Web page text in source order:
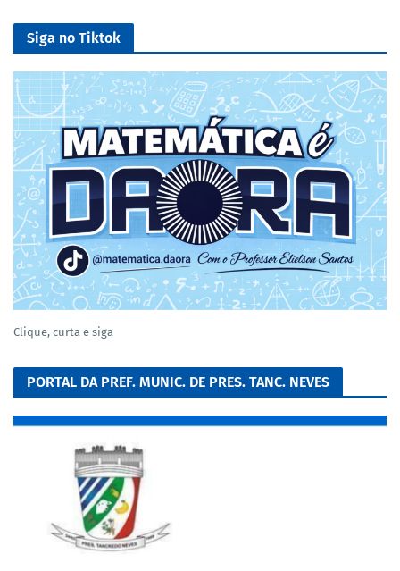
Siga no Tiktok
Clique, curta e siga
PORTAL DA PREF. MUNIC. DE PRES. TANC. NEVES